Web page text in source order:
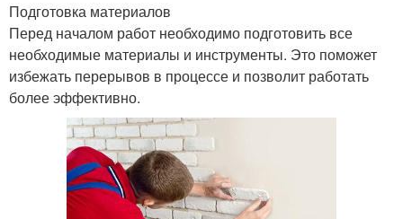
Подготовка материалов
Перед началом работ необходимо подготовить все
необходимые материалы и инструменты. Это поможет
избежать перерывов в процессе и позволит работать
более эффективно.